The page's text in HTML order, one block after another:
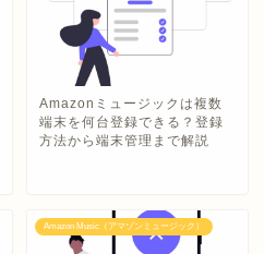
Amazonミュージックは複数
端末を何台登録できる？登録
方法から端末管理まで解説
Amazon Music（アマゾンミュージック）